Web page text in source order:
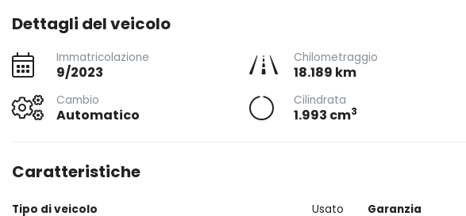
Dettagli del veicolo
Immatricolazione
9/2023
Chilometraggio
18.189 km
Cambio
Automatico
Cilindrata
1.993 cm3
Caratteristiche
Tipo di veicolo Usato Garanzia